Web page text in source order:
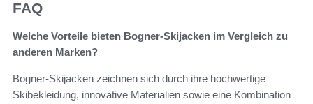
FAQ
Welche Vorteile bieten Bogner-Skijacken im Vergleich zu
anderen Marken?
Bogner-Skijacken zeichnen sich durch ihre hochwertige
Skibekleidung, innovative Materialien sowie eine Kombination